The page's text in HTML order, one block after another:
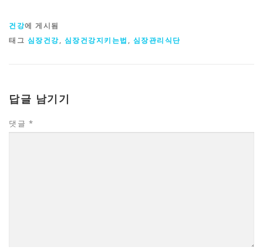
건강에 게시됨
태그 심장건강, 심장건강지키는법 , 심장관리식단
답글 남기기
댓글 *